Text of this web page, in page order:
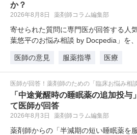
か？
2026年8月8日 薬剤師コラム編集部
寄せられた質問に専門医が回答する人
葉悠平のお悩み相談 by Docpedia」を、
医師の意見
服薬指導 医療
医師が回答！薬剤師のための「臨床お悩み相談
「中途覚醒時の睡眠薬の追加投与
て医師が回答
2026年8月3日 薬剤師コラム編集部
薬剤師からの「半減期の短い睡眠薬を